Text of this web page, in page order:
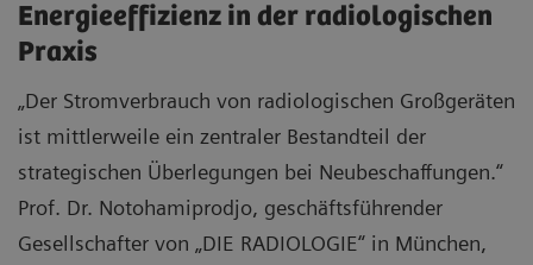
Energieeffizienz in der radiologischen
Praxis
„Der Stromverbrauch von radiologischen Großgeräten
ist mittlerweile ein zentraler Bestandteil der
strategischen Überlegungen bei Neubeschaffungen.“
Prof. Dr. Notohamiprodjo, geschäftsführender
Gesellschafter von „DIE RADIOLOGIE“ in München,